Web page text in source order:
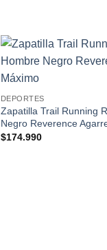
DEPORTES
Zapatilla Trail Running
Negro Reverence
$174.990